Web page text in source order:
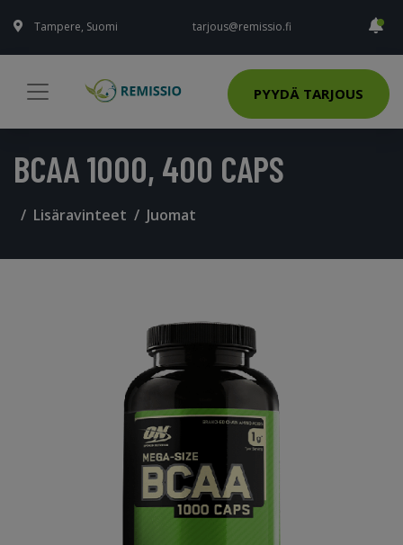
Tampere, Suomi tarjous@remissio.fi
PYYDÄ TARJOUS
BCAA 1000, 400 CAPS
Lisäravinteet Juomat